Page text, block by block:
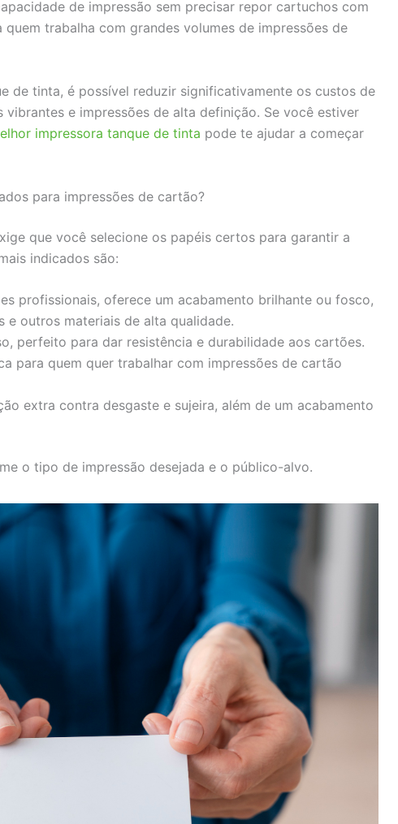
de impressão sem precisar repor cartuchos com
trabalha com grandes volumes de impressões de
de tinta, é possível reduzir significativamente os custos de
vibrantes e impressões de alta definição. Se você estiver
impressora tanque de tinta pode te ajudar a começar
para impressões de cartão?
que você selecione os papéis certos para garantir a
indicados são:
profissionais, oferece um acabamento brilhante ou fosco,
outros materiais de alta qualidade.
perfeito para dar resistência e durabilidade aos cartões.
para quem quer trabalhar com impressões de cartão
extra contra desgaste e sujeira, além de um acabamento
o tipo de impressão desejada e o público-alvo.